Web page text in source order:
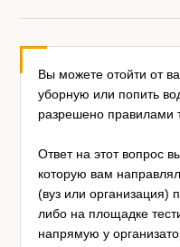
Вы можете отойти от
уборную или попить
разрешено правилами
Ответ на этот вопрос
которую вам
(вуз или организация)
либо на площадке
напрямую у